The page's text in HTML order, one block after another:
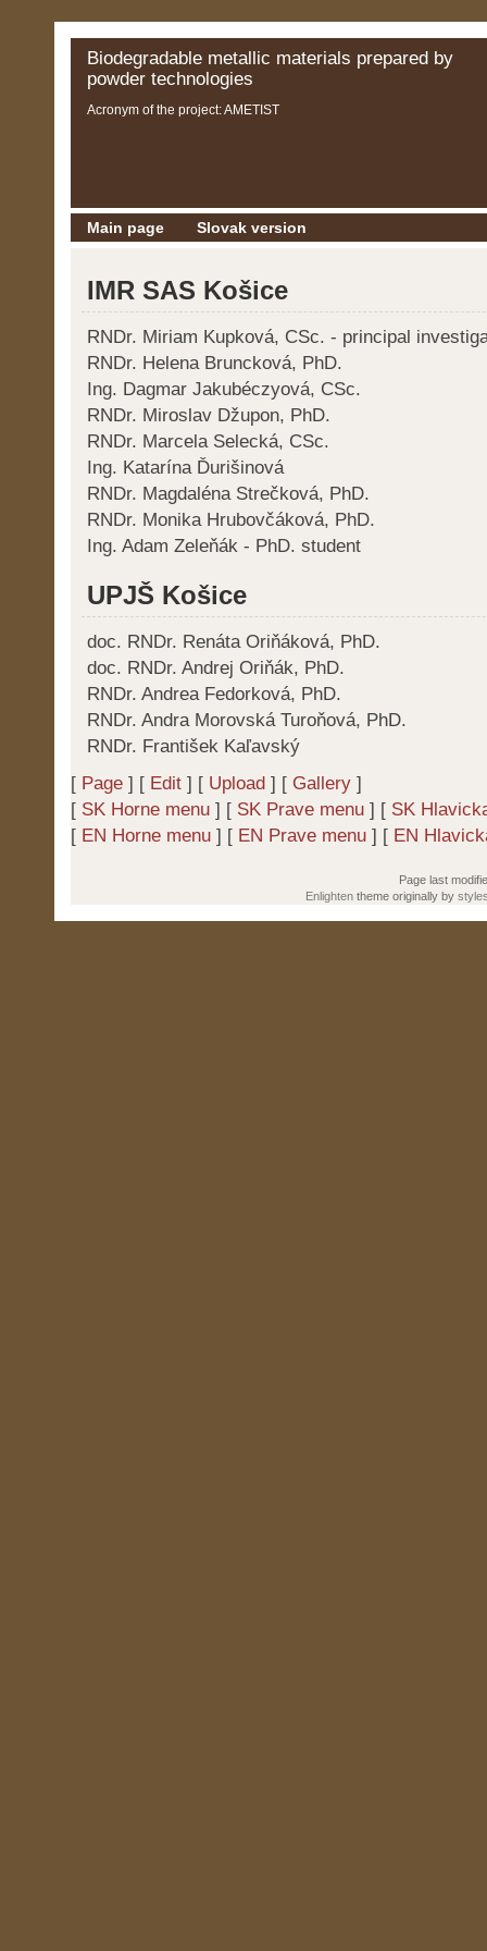
Biodegradable metallic materials prepared by
powder technologies
Acronym of the project: AMETIST
Main page Slovak version
IMR SAS Košice
RNDr. Miriam Kupková, CSc. - principal
RNDr. Helena Bruncková, PhD.
Ing. Dagmar Jakubéczyová, CSc.
RNDr. Miroslav Džupon, PhD.
RNDr. Marcela Selecká, CSc.
Ing. Katarína Ďurišinová
RNDr. Magdaléna Strečková, PhD.
RNDr. Monika Hrubovčáková, PhD.
Ing. Adam Zeleňák - PhD. student
UPJŠ Košice
doc. RNDr. Renáta Oriňáková, PhD.
doc. RNDr. Andrej Oriňák, PhD.
RNDr. Andrea Fedorková, PhD.
RNDr. Andra Morovská Turoňová, PhD.
RNDr. František Kaľavský
[ Page ] [ Edit ] [ Upload ] [ Gallery ]
[ SK Horne menu ] [ SK Prave menu ] [ SK
[ EN Horne menu ] [ EN Prave menu ] [ EN
Page last
Enlighten theme originally by